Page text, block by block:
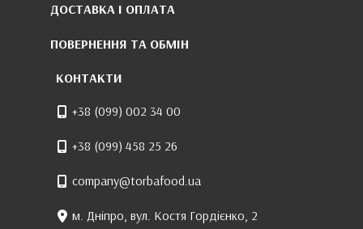
ДОСТАВКА І ОПЛАТА
ПОВЕРНЕННЯ ТА ОБМІН
КОНТАКТИ
+38 (099) 002 34 00
+38 (099) 458 25 26
company@torbafood.ua
м. Дніпро, вул. Костя Гордієнко, 2